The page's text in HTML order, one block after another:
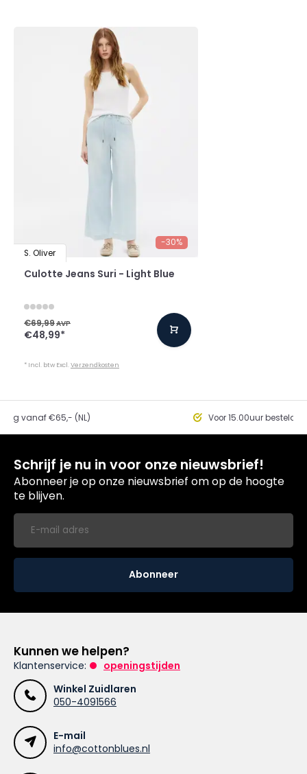
-30%
S. Oliver
Culotte Jeans Suri - Light Blue
€69,99AVP
€48,99*
* Incl. btw Excl.Verzendkosten
vanaf €65,- (NL) Voor 15.00uur besteld,
Schrijf je nu in voor onze nieuwsbrief!
Abonneer je op onze nieuwsbrief om op de hoogte
te blijven.
Abonneer
Kunnen we helpen?
Klantenservice:
openingstijden
Winkel Zuidlaren
050-4091566
E-mail
info@cottonblues.nl